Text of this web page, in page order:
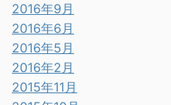
2016年9月
2016年6月
2016年5月
2016年2月
2015年11月